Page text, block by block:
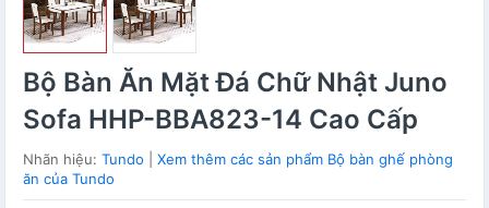
Bộ Bàn Ăn Mặt Đá Chữ Nhật Juno
Sofa HHP-BBA823-14 Cao Cấp
Nhãn hiệu: Tundo
Xem thêm các sản phẩm Bộ bàn ghế phòng
ăn của Tundo